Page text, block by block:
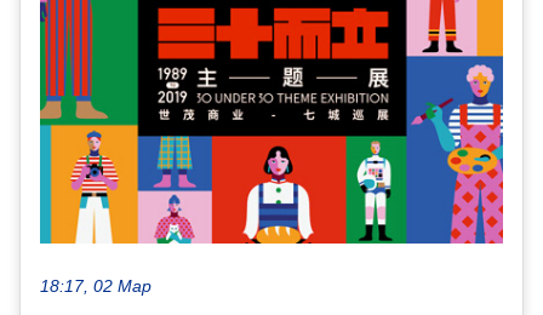
18:17, 02 Мар